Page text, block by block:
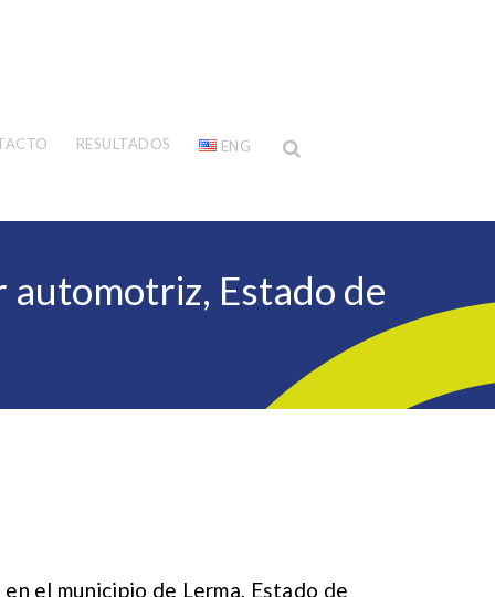
RESULTADOS ENG
Estado de
el municipio de Lerma, Estado de